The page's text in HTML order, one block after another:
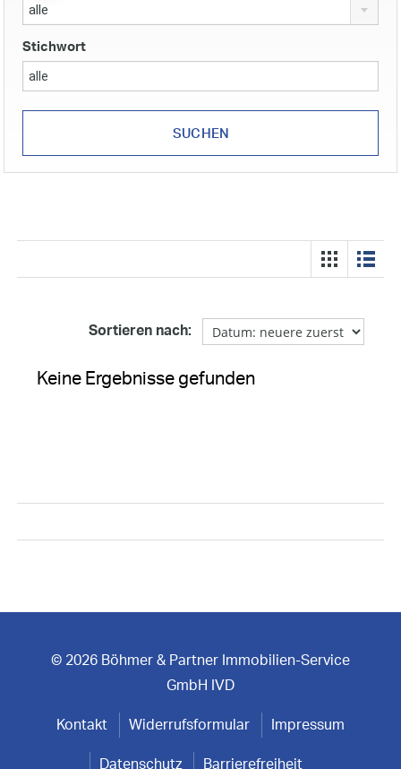
Sortieren nach:
Keine Ergebnisse gefunden
alle
Stichwort
© 2026 Böhmer & Partner Immobilien-Service
GmbH IVD
Kontakt Widerrufsformular Impressum
Datenschutz Barrierefreiheit